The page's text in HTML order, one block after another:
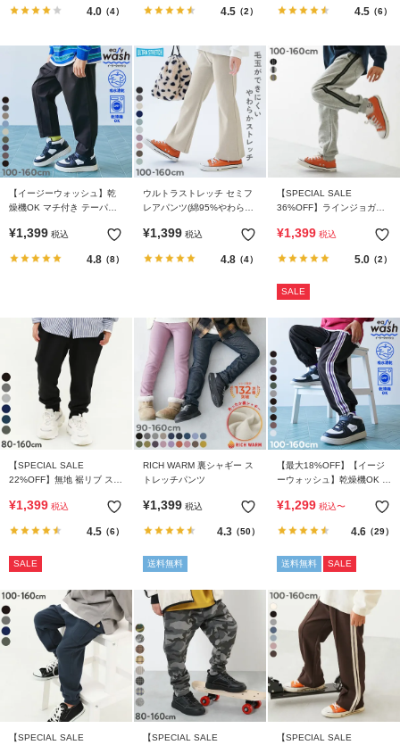
4.0（4） 4.5（2） 4.5（6）
【イージーウォッシュ】乾
燥機OK マチ付き テーパー
¥1,399 税込
4.8（8）
ウルトラストレッチ セミフ
レアパンツ(綿95%やわらか
¥1,399 税込
4.8（4）
【SPECIAL SALE
36%OFF】ラインジョガー
¥1,399 税込
5.0（2）
SALE
【SPECIAL SALE
22%OFF】無地 裾リブ スウ
¥1,399 税込
4.5（6）
SALE
RICH WARM 裏シャギー ス
トレッチパンツ
¥1,399 税込
4.3（50）
送料無料
【最大18%OFF】【イージ
ーウォッシュ】乾燥機OK え
ンツ
¥1,299 税込〜
4.6（29）
送料無料 SALE
【SPECIAL SALE
【SPECIAL SALE
【SPECIAL SALE